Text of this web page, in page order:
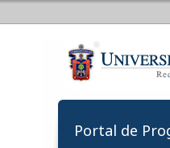
Portal de